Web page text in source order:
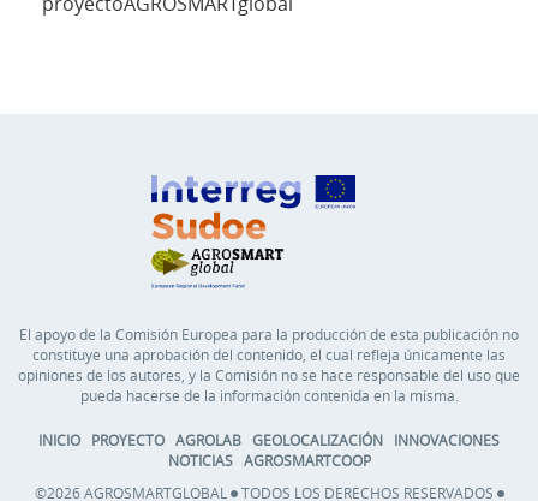
El apoyo de la Comisión Europea para la producción de esta publicación no
constituye una aprobación del contenido, el cual refleja únicamente las
opiniones de los autores, y la Comisión no se hace responsable del uso que
pueda hacerse de la información contenida en la misma.
INICIO PROYECTO AGROLAB GEOLOCALIZACIÓN
INNOVACIONES
NOTICIAS AGROSMARTCOOP
©2026 AGROSMARTGLOBAL TODOS LOS DERECHOS RESERVADOS